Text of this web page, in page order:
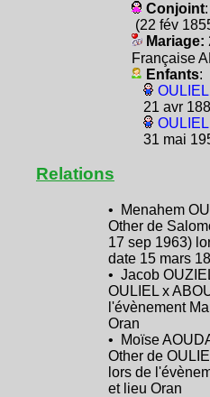
Conjoint:
(22 fév
Mariage:
Française
Enfants:
21 avr
31 mai
Relations
• Menahem
Other de
17 sep 1963)
date 15 mars
• Jacob
OULIEL x
l'évènement
Oran
• Moïse
Other de
lors de
et lieu Oran